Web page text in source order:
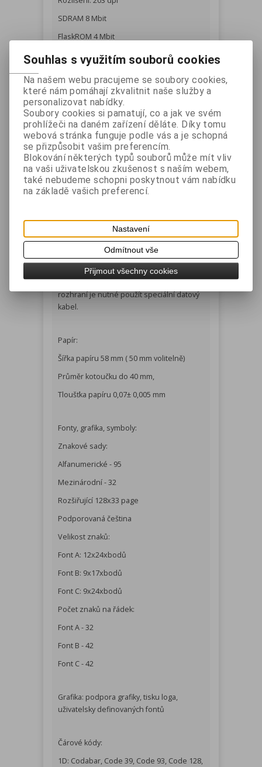
SDRAM 8 Mbit
FlaskROM 4 Mbit
Emulace: BXL/POS
Snímače konec papíru, otevření krytu
Baterie 7,4V Li-io, 1 200 mAh, nabíjecí
doba do 2,5 hodiny
Rozhraní:
Bluetooth V5.0 - modely s Bluetooth
rozhraním
sériové - všechny modely
USB V2.0 FS - všechny modely
Pro připojení USB nebo sériového
rozhraní je nutné použít speciální datový
kabel.
Papír:
Šířka papíru 58 mm ( 50 mm volitelně)
Průměr kotoučku do 40 mm,
Tloušťka papíru 0,07± 0,005 mm
Fonty, grafika, symboly:
Znakové sady:
Alfanumerické - 95
Mezinárodní - 32
Rozšiřující 128x33 page
Podporovaná čeština
Velikost znaků:
Font A: 12x24xbodů
Font B: 9x17xbodů
Font C: 9x24xbodů
Počet znaků na řádek:
Font A - 32
Font B - 42
Font C - 42
Grafika: podpora grafiky, tisku loga,
uživatelsky definovaných fontů
Čárové kódy:
1D: Codabar, Code 39, Code 93, Code 128,
Souhlas s využitím souborů cookies
Na našem webu pracujeme se soubory cookies,
které nám pomáhají zkvalitnit naše služby a
personalizovat nabídky.
Soubory cookies si pamatují, co a jak ve svém
prohlížeči na daném zařízení děláte. Díky tomu
webová stránka funguje podle vás a je schopná
se přizpůsobit vašim preferencím.
Blokování některých typů souborů může mít vliv
na vaši uživatelskou zkušenost s naším webem,
také nebudeme schopni poskytnout vám nabídku
na základě vašich preferencí.
Nastavení
Odmítnout vše
Přijmout všechny cookies